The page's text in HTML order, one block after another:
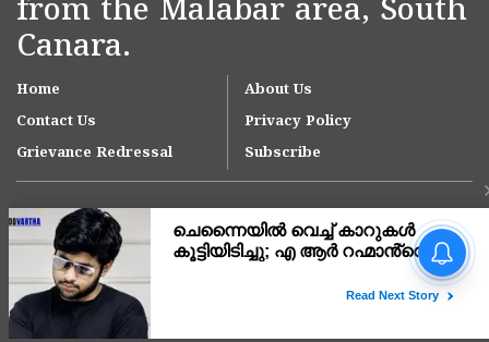
from the Malabar area, South
Canara.
Home
About Us
Contact Us
Privacy Policy
Grievance Redressal
Subscribe
Copyright © 2007-
നീറ്റ് പരീക്ഷാ
പരിശീലനത്തിനിടെ മരിച്ച
ഗൾഫിൽ നിന്നെത്തിയ